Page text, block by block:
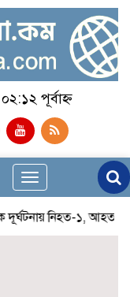
পূর্বাহ্ন
Toggle
navigation
নিহত-১, আহত-২